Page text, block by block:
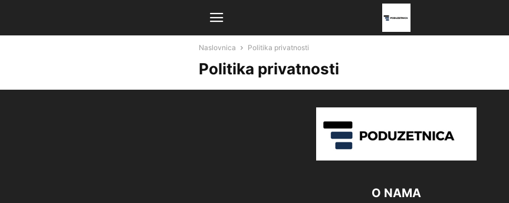
Naslovnica Politika privatnosti
Politika privatnosti
O NAMA